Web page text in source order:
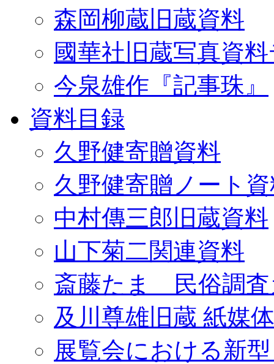
森岡柳蔵旧蔵資料
國華社旧蔵写真資
今泉雄作『記事珠』
資料目録
久野健寄贈資料
久野健寄贈ノート
中村傳三郎旧蔵資料
山下菊二関連資料
斎藤たま 民俗調査
及川尊雄旧蔵 紙媒
展覧会における新